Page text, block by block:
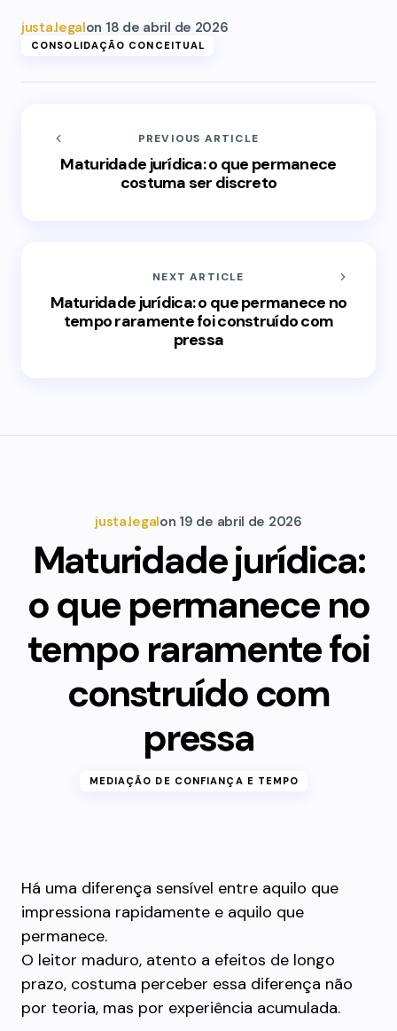
justa.legalon 18 de abril de 2026
CONSOLIDAÇÃO CONCEITUAL
PREVIOUS ARTICLE
Maturidade jurídica: o que permanece
costuma ser discreto
NEXT ARTICLE
Maturidade jurídica: o que permanece no
tempo raramente foi construído com
pressa
justa.legalon 19 de abril de 2026
Maturidade jurídica:
o que permanece no
tempo raramente foi
construído com
pressa
MEDIAÇÃO DE CONFIANÇA E TEMPO
Há uma diferença sensível entre aquilo que
impressiona rapidamente e aquilo que
permanece.
O leitor maduro, atento a efeitos de longo
prazo, costuma perceber essa diferença não
por teoria, mas por experiência acumulada.